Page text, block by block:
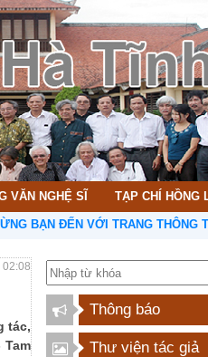
VĂN NGHỆ SĨ TẠP CHÍ HỒNG
VỚI TRANG THÔNG TIN HỘI
02:08
tác,
Thông báo
Thư viện tác giả